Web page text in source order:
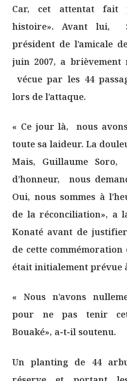
Car, cet attentat fait
histoire». Avant lui,
président de l’amicale
juin 2007, a brièvement
vécue par les 44
lors de l’attaque.
« Ce jour là, nous
toute sa laideur. La
Mais, Guillaume
d’honneur, nous
Oui, nous sommes à
de la réconciliation», a
Konaté avant de
de cette commémoration
était initialement prévue
« Nous n’avons
pour ne pas tenir
Bouaké», a-t-il soutenu.
Un planting de 44